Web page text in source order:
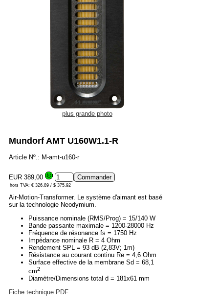
plus grande photo
Mundorf AMT U160W1.1-R
Article Nº.: M-amt-u160-r
EUR 389,00
hors TVA: € 326.89 / $ 375.92
Air-Motion-Transformer. Le système d'aimant est basé
sur la technologie Neodymium.
Puissance nominale (RMS/Prog) = 15/140 W
Bande passante maximale = 1200-28000 Hz
Fréquence de résonance fs = 1750 Hz
Impédance nominale R = 4 Ohm
Rendement SPL = 93 dB (2,83V; 1m)
Résistance au courant continu Re = 4,6 Ohm
Surface effective de la membrane Sd = 68,1
cm2
Diamètre/Dimensions total d = 181x61 mm
Fiche technique PDF